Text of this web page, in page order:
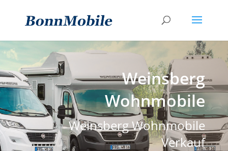
Weinsberg
Wohnmobile
Weinsberg Wohnmobile
Verkauf